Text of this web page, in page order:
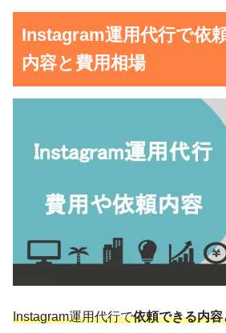
Instagram運用代行で依
内容と費用相場
Instagram運用代行で依頼できる内容